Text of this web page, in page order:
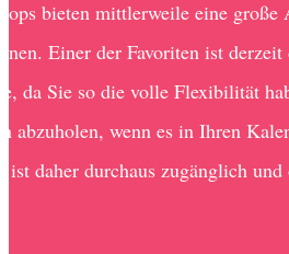
bieten mittlerweile eine große
Einer der Favoriten ist
da Sie so die volle Flexibilität
abzuholen, wenn es in Ihren
ist daher durchaus zugänglich